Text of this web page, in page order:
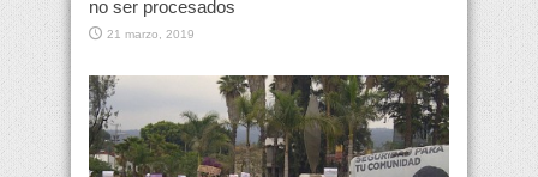
no ser procesados
21 marzo, 2019